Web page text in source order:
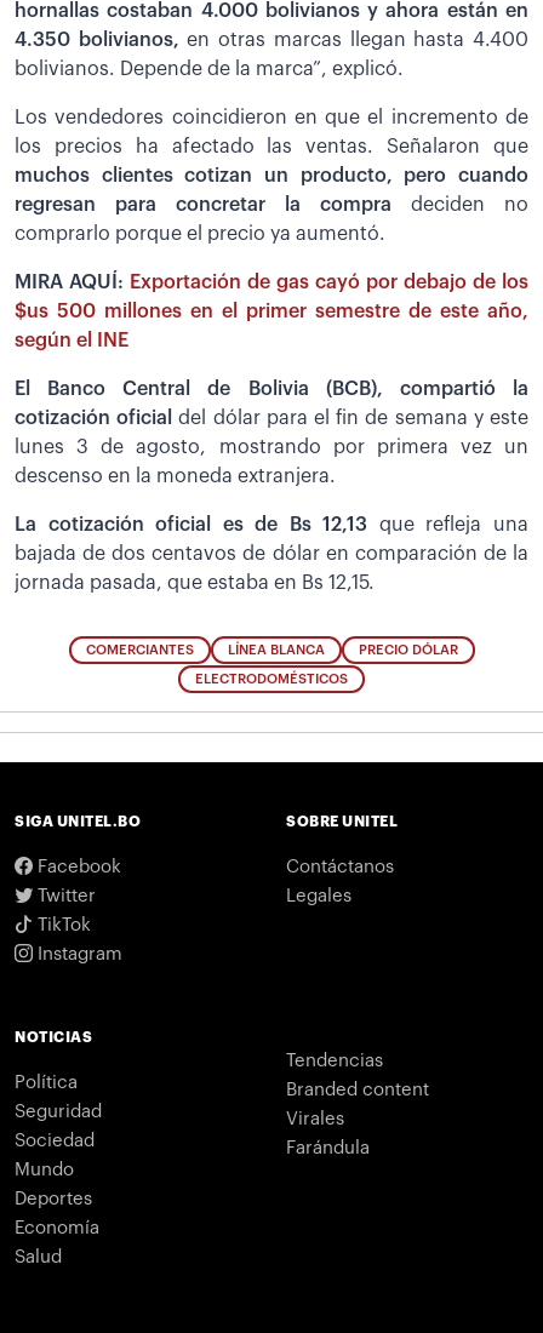
hornallas costaban 4.000 bolivianos y ahora están en
4.350 bolivianos, en otras marcas llegan hasta 4.400
bolivianos. Depende de la marca”, explicó.
Los vendedores coincidieron en que el incremento de
los precios ha afectado las ventas. Señalaron que
muchos clientes cotizan un producto, pero cuando
regresan para concretar la compra deciden no
comprarlo porque el precio ya aumentó.
MIRA AQUÍ: Exportación de gas cayó por debajo de los
$us 500 millones en el primer semestre de este año,
según el INE
El Banco Central de Bolivia (BCB), compartió la
cotización oficialdel dólar para el fin de semana y este
lunes 3 de agosto, mostrando por primera vez un
descenso en la moneda extranjera.
La cotización oficial es de Bs 12,13 que refleja una
bajada de dos centavos de dólar en comparación de la
jornada pasada, que estaba en Bs 12,15.
COMERCIANTES LÍNEA BLANCA PRECIO DÓLAR
ELECTRODOMÉSTICOS
SIGA UNITEL.BO
Facebook
Twitter
TikTok
Instagram
SOBRE UNITEL
Contáctanos
Legales
NOTICIAS
Política
Seguridad
Sociedad
Mundo
Deportes
Economía
Salud
Tendencias
Branded content
Virales
Farándula